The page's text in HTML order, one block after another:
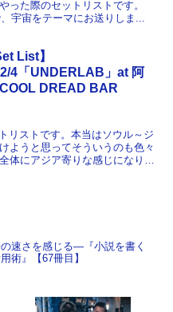
った際のセットリストです。
宇宙をテーマにお送りしま...
List】
4「UNDERLAB」at 阿
DREAD BAR
リストです。本当はソウル～ジ
ようと思ってそういうのも色々
体にアジア寄りな感じになりま
速さを感じる―『小説を書く
術』【67冊目】